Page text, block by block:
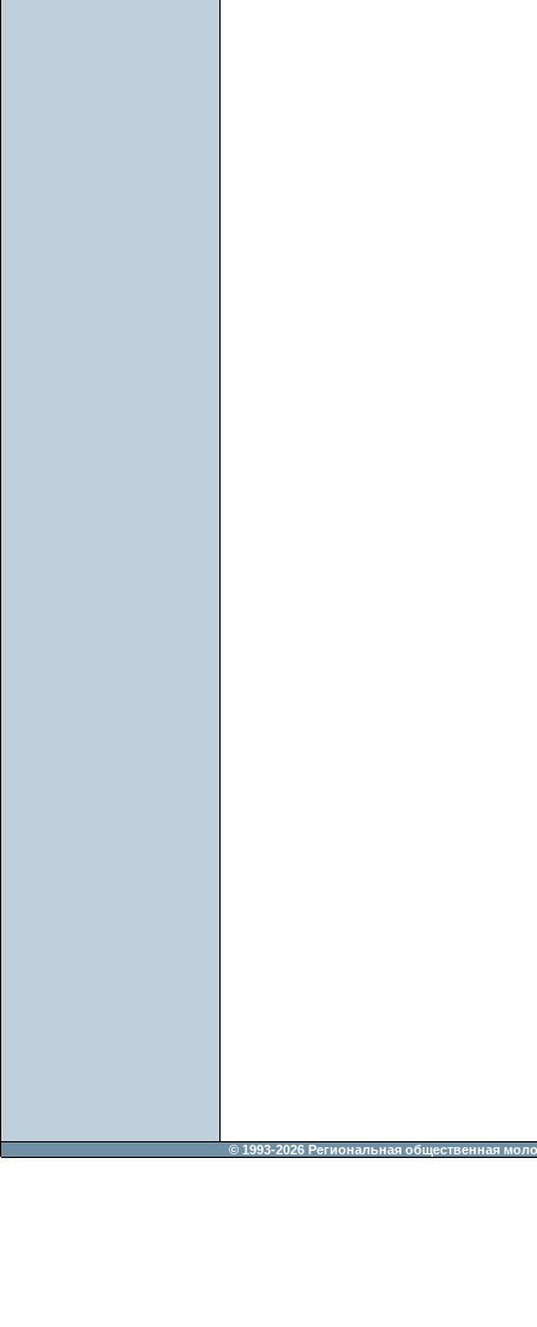
© 1993-2026 Региональная общественная